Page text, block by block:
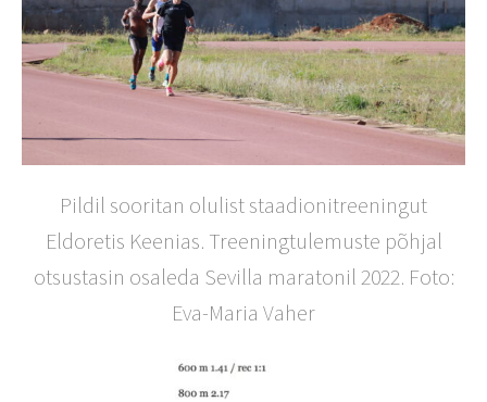
Pildil sooritan olulist staadionitreeningut
Eldoretis Keenias. Treeningtulemuste põhjal
otsustasin osaleda Sevilla maratonil 2022. Foto:
Eva-Maria Vaher